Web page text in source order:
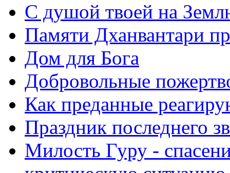
С душой твоей на
Памяти Дханвантари
Дом для Бога
Добровольные
Как преданные
Праздник последнего
Милость Гуру -